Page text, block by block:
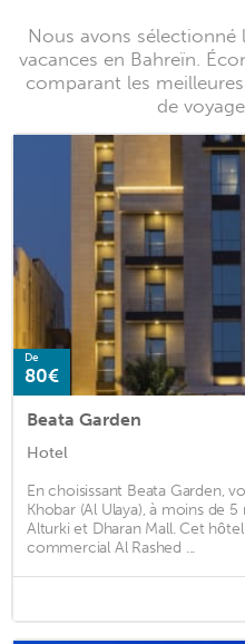
Nous avons
vacances en Bahreïn.
comparant les
de
De
80€
Beata Garden
Hotel
En choisissant Beata Garden,
Khobar (Al Ulaya), à moins de
Alturki et Dharan Mall. Cet
commercial Al Rashed ...